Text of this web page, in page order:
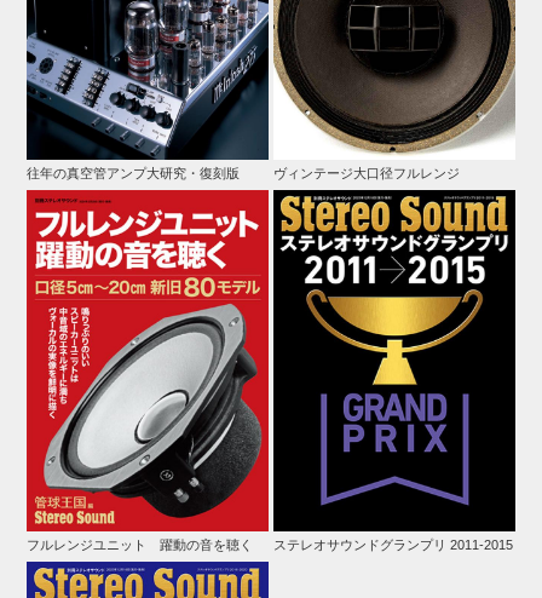
往年の真空管アンプ大研究・復刻版 ヴィンテージ大口径フルレンジ
フルレンジユニット 躍動の音を聴く ステレオサウンドグランプリ 2011-2015